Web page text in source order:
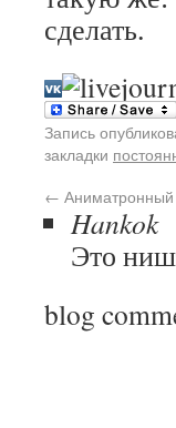
сделать.
Запись
закладки
← Аниматронный
Hankok
Это
blog